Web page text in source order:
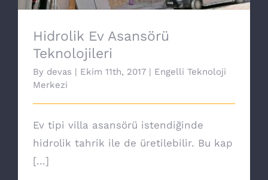
Hidrolik Ev Asansörü
Teknolojileri
By devas | Ekim 11th, 2017 | Engelli Teknoloji
Merkezi
Ev tipi villa asansörü istendiğinde
hidrolik tahrik ile de üretilebilir. Bu kap
[...]